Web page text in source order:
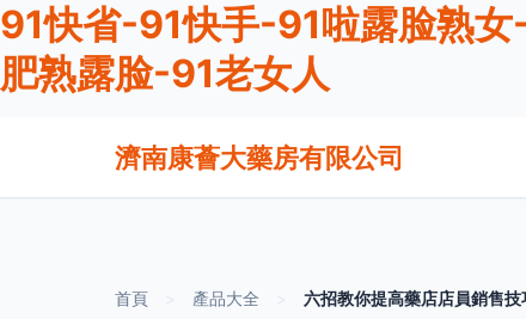
91快省-91快手-91啦露脸熟
肥熟露脸-91老女人
濟南康薈大藥房有限公司
首頁 產品大全 六招教你提高藥店店員銷售